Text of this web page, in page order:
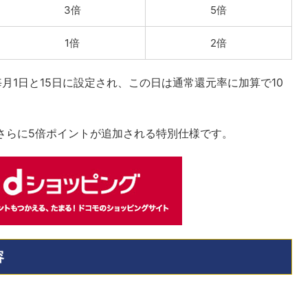
3倍 5倍
1倍 2倍
1日と15日に設定され、この日は通常還元率に加算で10
に5倍ポイントが追加される特別仕様です。